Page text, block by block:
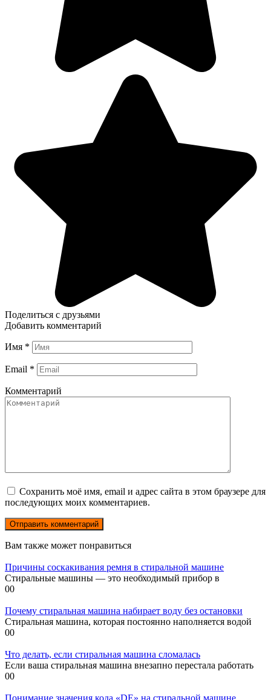
Поделиться с друзьями
Добавить комментарий
Имя *
Email *
Комментарий
Сохранить моё имя, email и адрес сайта в этом браузере для
последующих моих комментариев.
Вам также может понравиться
Причины соскакивания ремня в стиральной машине
Стиральные машины — это необходимый прибор в
00
Почему стиральная машина набирает воду без остановки
Стиральная машина, которая постоянно наполняется водой
00
Что делать, если стиральная машина сломалась
Если ваша стиральная машина внезапно перестала работать
00
Понимание значения кода «DE» на стиральной машине